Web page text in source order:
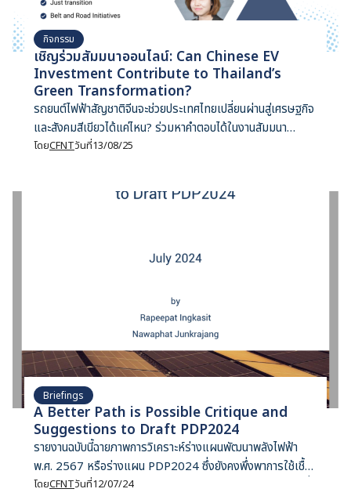
กิจกรรม
เชิญร่วมสัมมนาออนไลน์: Can Chinese EV
Investment Contribute to Thailand’s
Green Transformation?
รถยนต์ไฟฟ้าสัญชาติจีนจะช่วยประเทศไทยเปลี่ยนผ่านสู่เศรษฐกิจ
และสังคมสีเขียวได้แค่ไหน? ร่วมหาคำตอบได้ในงานสัมมนา
ออนไลน์ “Can Chinese EV Investment Contribute to
โดยCFNTวันที่13/08/25
Briefings
A Better Path is Possible Critique and
Suggestions to Draft PDP2024
รายงานฉบับนี้ฉายภาพการวิเคราะห์ร่างแผนพัฒนาพลังไฟฟ้า
พ.ศ. 2567 หรือร่างแผน PDP2024 ซึ่งยังคงพึ่งพาการใช้เชื้อ
เพลิงฟอสซิลในสัดส่วนกว่า 49 เปอร์เซ็นต์ในปี พ.ศ. 2580 ทั้งที่
โดยCFNTวันที่12/07/24